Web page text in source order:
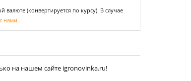
(конвертируется по курсу). В случае
нами.
на нашем сайте igronovinka.ru!